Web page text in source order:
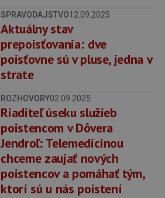
SPRAVODAJSTVO12.09.2025
Aktuálny stav
prepoisťovania: dve
poisťovne sú v pluse, jedna v
strate
ROZHOVORY02.09.2025
Riaditeľ úseku služieb
poistencom v Dôvera
Jendroľ: Telemedicínou
chceme zaujať nových
poistencov a pomáhať tým,
ktorí sú u nás poistení